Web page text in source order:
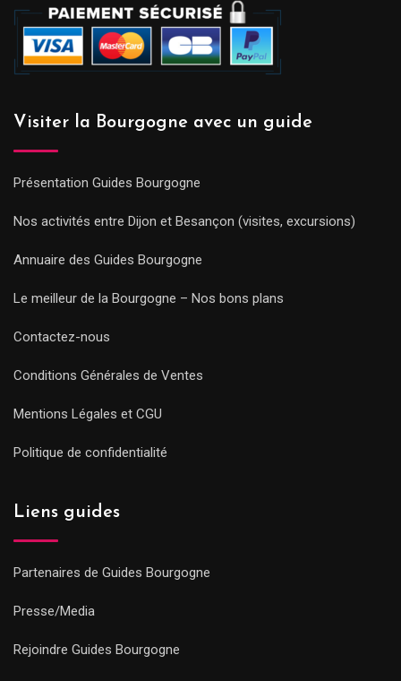
Visiter la Bourgogne avec un guide
Présentation Guides Bourgogne
Nos activités entre Dijon et Besançon (visites, excursions)
Annuaire des Guides Bourgogne
Le meilleur de la Bourgogne – Nos bons plans
Contactez-nous
Conditions Générales de Ventes
Mentions Légales et CGU
Politique de confidentialité
Liens guides
Partenaires de Guides Bourgogne
Presse/Media
Rejoindre Guides Bourgogne